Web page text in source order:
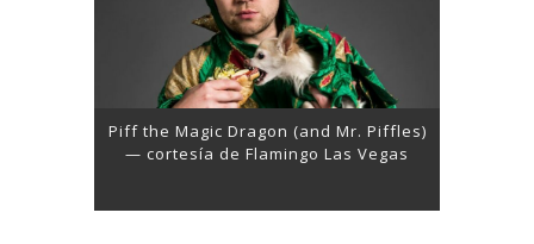
Piff the Magic Dragon (and Mr. Piffles)
— cortesía de Flamingo Las Vegas